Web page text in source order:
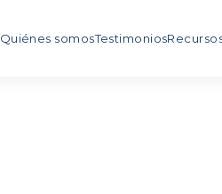
Quiénes somosTestimonios